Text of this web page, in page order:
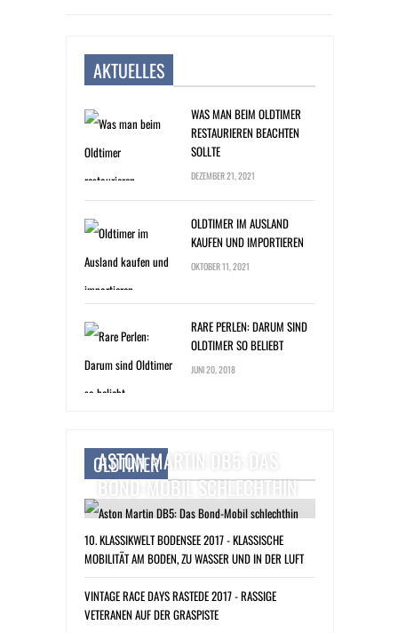
AKTUELLES
WAS MAN BEIM OLDTIMER
RESTAURIEREN BEACHTEN
SOLLTE
DEZEMBER 21, 2021
OLDTIMER IM AUSLAND
KAUFEN UND IMPORTIEREN
OKTOBER 11, 2021
RARE PERLEN: DARUM SIND
OLDTIMER SO BELIEBT
JUNI 20, 2018
OLDTIMER
ASTON MARTIN DB5: DAS
BOND-MOBIL SCHLECHTHIN
10. KLASSIKWELT BODENSEE 2017 - KLASSISCHE
MOBILITÄT AM BODEN, ZU WASSER UND IN DER LUFT
VINTAGE RACE DAYS RASTEDE 2017 - RASSIGE
VETERANEN AUF DER GRASPISTE